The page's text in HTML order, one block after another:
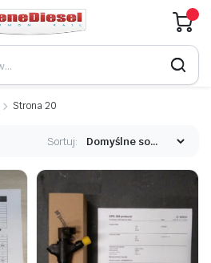
Strona 20
Sortuj: